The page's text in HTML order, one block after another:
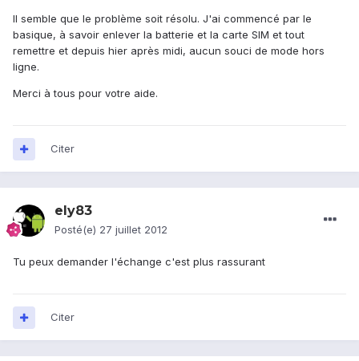
Il semble que le problème soit résolu. J'ai commencé par le
basique, à savoir enlever la batterie et la carte SIM et tout
remettre et depuis hier après midi, aucun souci de mode hors
ligne.
Merci à tous pour votre aide.
Citer
ely83
Posté(e) 27 juillet 2012
Tu peux demander l'échange c'est plus rassurant
Citer